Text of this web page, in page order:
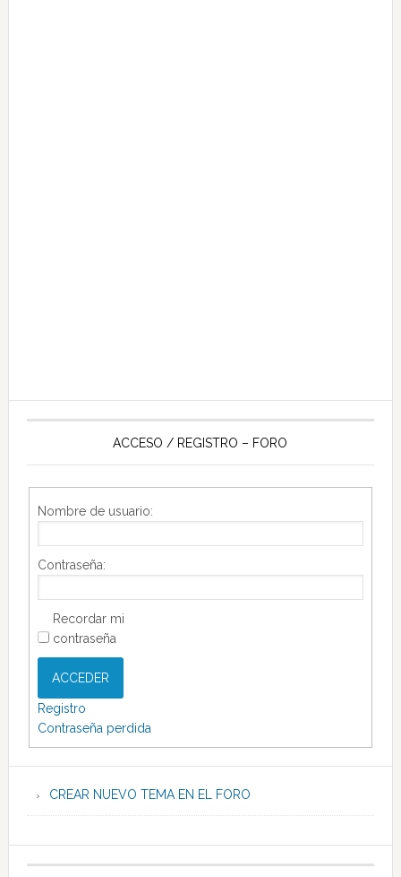
ACCESO / REGISTRO – FORO
Nombre de usuario:
Contraseña:
Recordar mi
contraseña
ACCEDER
Registro
Contraseña perdida
CREAR NUEVO TEMA EN EL FORO